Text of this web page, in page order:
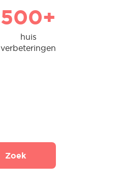
500+
huis
verbeteringen
Zoek